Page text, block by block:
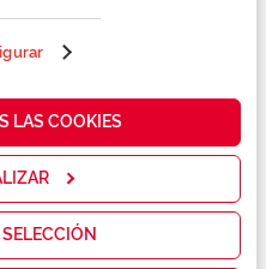
LAS COOKIES